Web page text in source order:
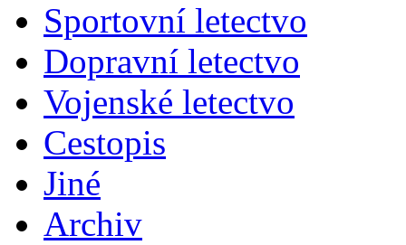
Sportovní letectvo
Dopravní letectvo
Vojenské letectvo
Cestopis
Jiné
Archiv